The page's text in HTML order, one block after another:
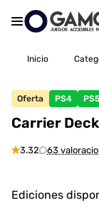
Inicio
Oferta PS4 PS5
Carrier Deck
3.32 63
Ediciones